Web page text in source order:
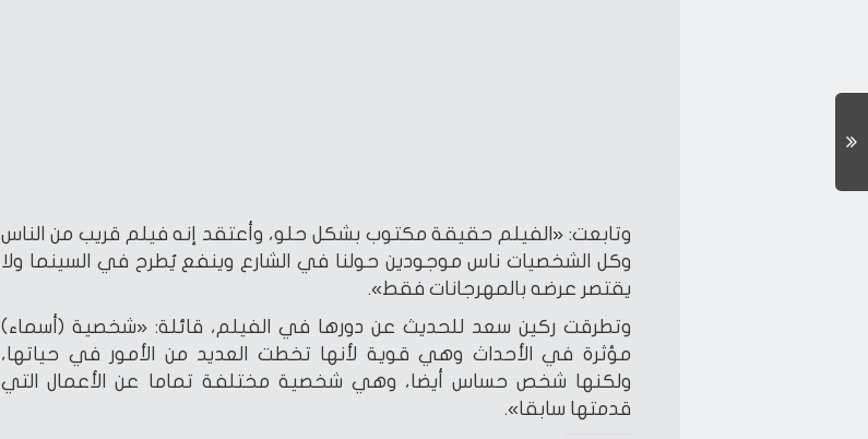
وتابعت: «الفيلم حقيقة مكتوب بشكل حلو، وأعتقد إنه فيلم قريب من الناس
وكل الشخصيات ناس موجودين حولنا في الشارع وينفع يُطرح في السينما ولا
يقتصر عرضه بالمهرجانات فقط».
وتطرقت ركين سعد للحديث عن دورها في الفيلم، قائلة: «شخصية (أسماء)
مؤثرة في الأحداث وهي قوية لأنها تخطت العديد من الأمور في حياتها،
ولكنها شخص حساس أيضا، وهي شخصية مختلفة تماما عن الأعمال التي
قدمتها سابقا».